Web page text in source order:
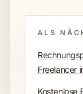
ALS
Freelancer
Kostenlose